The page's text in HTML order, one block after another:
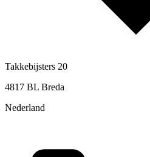
Takkebijsters 20
4817 BL Breda
Nederland